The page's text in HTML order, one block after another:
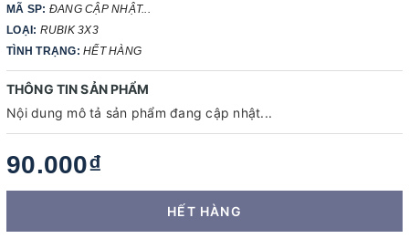
MÃ SP: ĐANG CẬP NHẬT...
LOẠI: RUBIK 3X3
TÌNH TRẠNG: HẾT HÀNG
THÔNG TIN SẢN PHẨM
Nội dung mô tả sản phẩm đang cập nhật...
90.000₫
HẾT HÀNG